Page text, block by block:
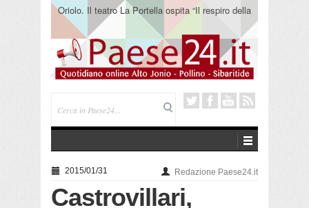
Oriolo. Il teatro La Portella ospita “Il respiro della
terra” del collettivo 365
2015/01/31 Redazione Paese24.it
Castrovillari,